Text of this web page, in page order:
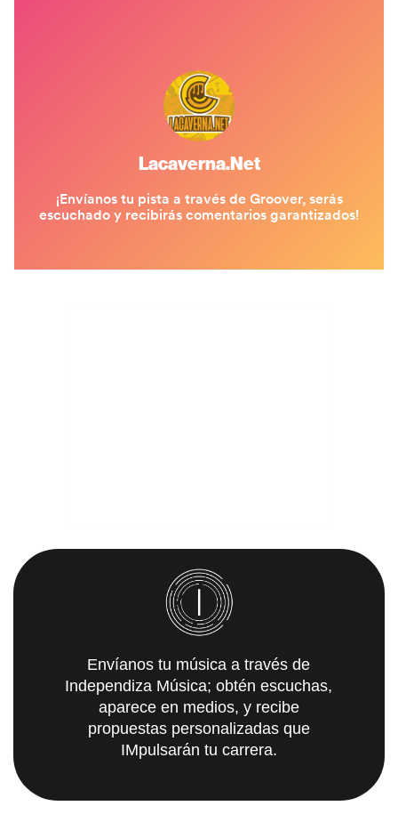
Envíanos tu música a través de
Independiza Música; obtén escuchas,
aparece en medios, y recibe
propuestas personalizadas que
IMpulsarán tu carrera.